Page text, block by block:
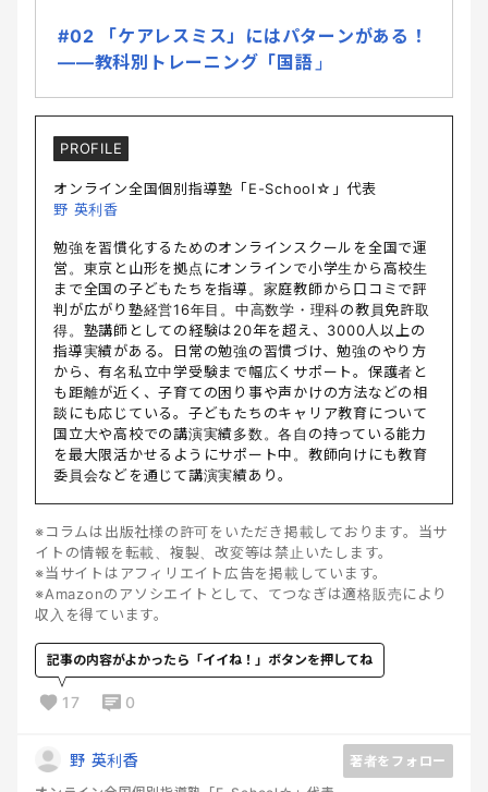
#02 「ケアレスミス」にはパターンがある！
――教科別トレーニング「国語」
PROFILE
オンライン全国個別指導塾「E-School☆」代表
野 英利香
勉強を習慣化するためのオンラインスクールを全国で運
営。東京と山形を拠点にオンラインで小学生から高校生
まで全国の子どもたちを指導。家庭教師から口コミで評
判が広がり塾経営16年目。中高数学・理科の教員免許取
得。塾講師としての経験は20年を超え、3000人以上の
指導実績がある。日常の勉強の習慣づけ、勉強のやり方
から、有名私立中学受験まで幅広くサポート。保護者と
も距離が近く、子育ての困り事や声かけの方法などの相
談にも応じている。子どもたちのキャリア教育について
国立大や高校での講演実績多数。各自の持っている能力
を最大限活かせるようにサポート中。教師向けにも教育
委員会などを通じて講演実績あり。
※コラムは出版社様の許可をいただき掲載しております。当サ
イトの情報を転載、複製、改変等は禁止いたします。
※当サイトはアフィリエイト広告を掲載しています。
※Amazonのアソシエイトとして、てつなぎは適格販売により
収入を得ています。
記事の内容がよかったら「イイね！」ボタンを押してね
17 0
野 英利香
著者をフォロー